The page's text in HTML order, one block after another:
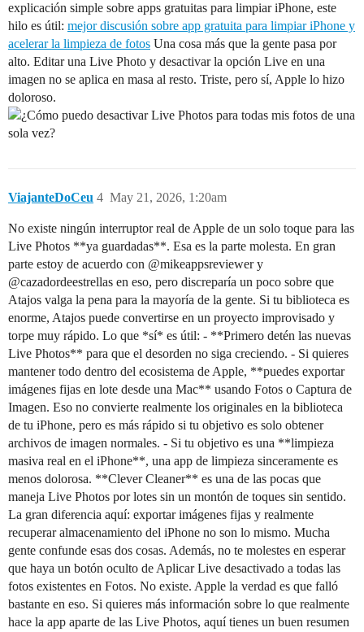
explicación simple sobre apps gratuitas para limpiar iPhone, este
hilo es útil: mejor discusión sobre app gratuita para limpiar iPhone y
acelerar la limpieza de fotos Una cosa más que la gente pasa por
alto. Editar una Live Photo y desactivar la opción Live en una
imagen no se aplica en masa al resto. Triste, pero sí, Apple lo hizo
doloroso.
ViajanteDoCeu May 21, 2026, 1:20am
4
No existe ningún interruptor real de Apple de un solo toque para las
Live Photos **ya guardadas**. Esa es la parte molesta. En gran
parte estoy de acuerdo con @mikeappsreviewer y
@cazadordeestrellas en eso, pero discreparía un poco sobre que
Atajos valga la pena para la mayoría de la gente. Si tu biblioteca es
enorme, Atajos puede convertirse en un proyecto improvisado y
torpe muy rápido. Lo que *sí* es útil: - **Primero detén las nuevas
Live Photos** para que el desorden no siga creciendo. - Si quieres
mantener todo dentro del ecosistema de Apple, **puedes exportar
imágenes fijas en lote desde una Mac** usando Fotos o Captura de
Imagen. Eso no convierte realmente los originales en la biblioteca
de tu iPhone, pero es más rápido si tu objetivo es solo obtener
archivos de imagen normales. - Si tu objetivo es una **limpieza
masiva real en el iPhone**, una app de limpieza sinceramente es
menos dolorosa. **Clever Cleaner** es una de las pocas que
maneja Live Photos por lotes sin un montón de toques sin sentido.
La gran diferencia aquí: exportar imágenes fijas y realmente
recuperar almacenamiento del iPhone no son lo mismo. Mucha
gente confunde esas dos cosas. Además, no te molestes en esperar
que haya un botón oculto de Aplicar Live desactivado a todas las
fotos existentes en Fotos. No existe. Apple la verdad es que falló
bastante en eso. Si quieres más información sobre lo que realmente
hace la app aparte de las Live Photos, aquí tienes un buen resumen